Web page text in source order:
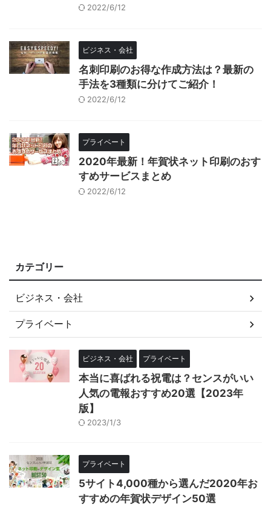
2022/6/12
ビジネス・会社
名刺印刷のお得な作成方法は？最新の
手法を3種類に分けてご紹介！
2022/6/12
プライベート
2020年最新！年賀状ネット印刷のおす
すめサービスまとめ
2022/6/12
カテゴリー
ビジネス・会社
プライベート
ビジネス・会社 プライベート
本当に喜ばれる祝電は？センスがいい
人気の電報おすすめ20選【2023年
版】
2023/1/3
プライベート
5サイト4,000種から選んだ2020年お
すすめの年賀状デザイン50選